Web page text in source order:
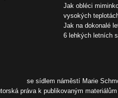
Jak obléci
vysokých
Jak na dokonalé
6 lehkých letních
se sídlem náměstí Marie
práva k publikovaným materiálům